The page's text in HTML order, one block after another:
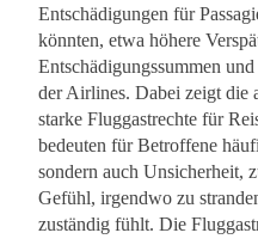
Entschädigungen für
könnten, etwa höhere
Entschädigungssummen
der Airlines. Dabei zeigt
starke Fluggastrechte für
bedeuten für Betroffene
sondern auch Unsicherheit,
Gefühl, irgendwo zu
zuständig fühlt. Die